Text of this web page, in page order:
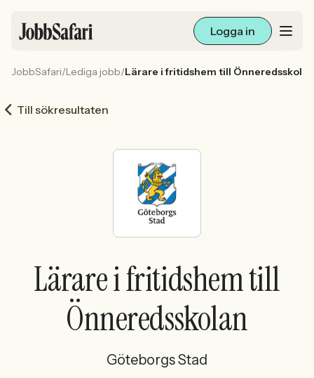
Logga in
Arbetsliv och karriär
För arbetsgivare
Sök med AI
Ny här? Skapa konto
JobbSafari/Lediga jobb/Lärare i fritidshem till Önneredsskolan
Till sökresultaten
Lärare i fritidshem till
Önneredsskolan
Göteborgs Stad